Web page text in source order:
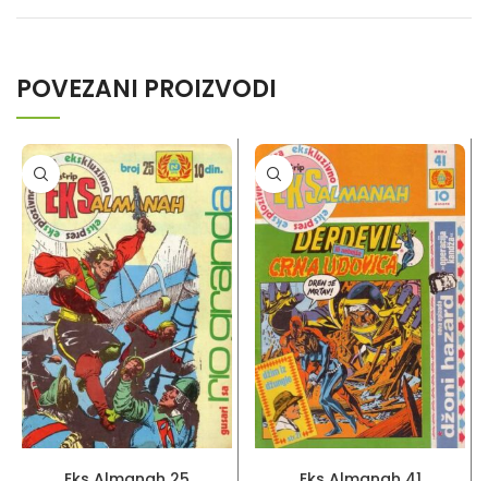
POVEZANI PROIZVODI